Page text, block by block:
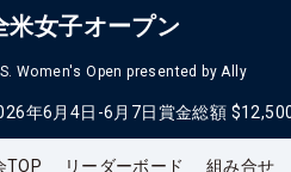
米女子オープン
Women's Open presented by Ally
年6月4日-6月7日賞金総額
TOP リーダーボード 組み合せ